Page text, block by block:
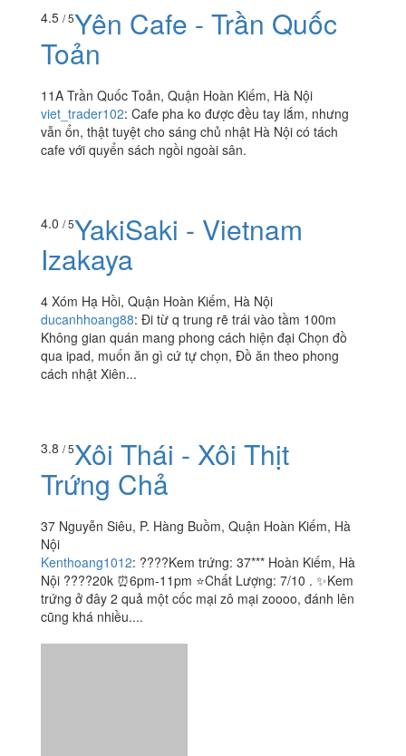
4.5 / 5Yên Cafe - Trần Quốc
Toản
11A Trần Quốc Toản, Quận Hoàn Kiếm, Hà Nội
viet_trader102: Cafe pha ko được đều tay lắm, nhưng
vẫn ổn, thật tuyệt cho sáng chủ nhật Hà Nội có tách
cafe với quyển sách ngồi ngoài sân.
4.0/ 5YakiSaki - Vietnam
Izakaya
4 Xóm Hạ Hồi, Quận Hoàn Kiếm, Hà Nội
cách nhật Xiên...
3.8/ 5Xôi Thái - Xôi Thịt
Trứng Chả
37 Nguyễn Siêu, P. Hàng Buồm, Quận Hoàn Kiếm, Hà
Nội
Kenthoang1012:????Kem trứng: 37*** Hoàn Kiếm, Hà